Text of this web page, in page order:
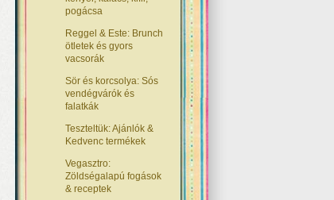
pogácsa
Reggel & Este: Brunch
ötletek és gyors
vacsorák
Sör és korcsolya: Sós
vendégvárók és
falatkák
Teszteltük: Ajánlók &
Kedvenc termékek
Vegasztro:
Zöldségalapú fogások
& receptek